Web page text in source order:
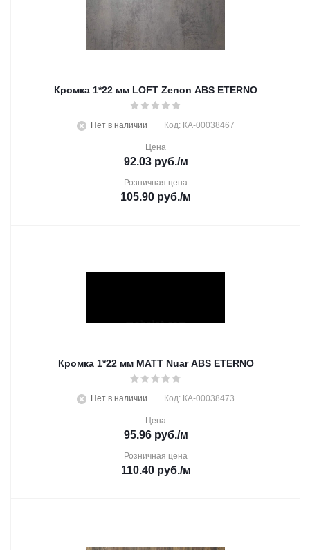
Кромка 1*22 мм LOFT Zenon ABS ETERNO
Нет в наличии Код: КА-00038467
Цена
92.03руб./м
Розничная цена
105.90 руб./м
Кромка 1*22 мм MATT Nuar ABS ETERNO
Нет в наличии Код: КА-00038473
Цена
95.96руб./м
Розничная цена
110.40руб./м